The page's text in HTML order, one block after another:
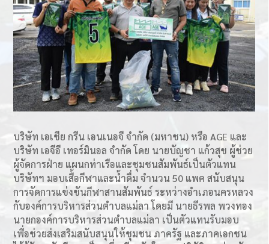
บริษัท เอเชีย กรีน เอนเนอจี จำกัด (มหาชน) หรือ AGE และ
บริษัท เอจีอี เทอร์มินอล จำกัด โดย นายบัญชา แก้วสุข ผู้ช่วย
ผู้จัดการฝ่าย แผนกท่าเรือและชุมชนสัมพันธ์เป็นตัวแทน
บริษัทฯ มอบเสื้อกีฬาและน้ำดื่ม จำนวน 50 แพค สนับสนุน
การจัดการแข่งขันกีฬาสานสัมพันธ์ ระหว่างอำเภอนครหลวง
กับองค์การบริหารส่วนตำบลแม่ลา โดยมี นายธีรพล พวงทอง
นายกองค์การบริหารส่วนตำบลแม่ลา เป็นตัวแทนรับมอบ
เพื่อช่วยส่งเสริมสนับสนุนให้ชุมชน ภาครัฐ และภาคเอกชน